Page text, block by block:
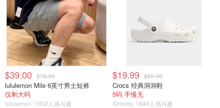
$39.00 $78.00
lululemon Mile 6英寸男士短裤
仅剩大码
lululemon 1902人感兴趣
$19.99 $65.00
Crocs 经典洞洞鞋
5码 手慢无
Simons 1846人感兴趣